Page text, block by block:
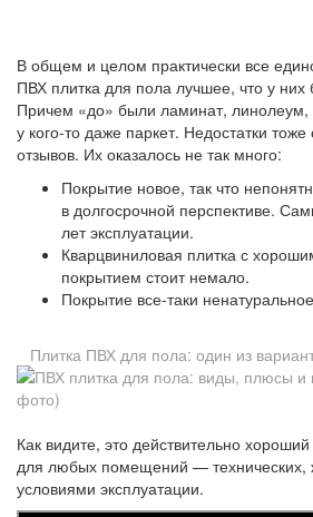
В общем и целом практически все
ПВХ плитка для пола лучшее, что у них
Причем «до» были ламинат, линолеум,
у кого-то даже паркет. Недостатки
отзывов. Их оказалось не так много:
Покрытие новое, так что
в долгосрочной перспективе.
лет эксплуатации.
Кварцвиниловая плитка с
покрытием стоит немало.
Покрытие все-таки
Плитка ПВХ для пола: один из
Как видите, это действительно
для любых помещений —
условиями эксплуатации.